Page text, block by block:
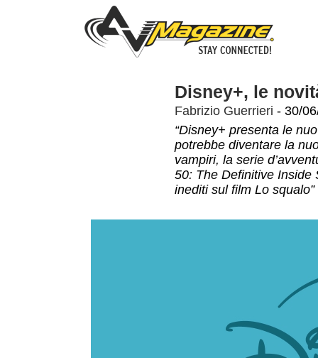
Disney+, le
Fabrizio Guerrieri - 30/
“Disney+ presenta le
potrebbe diventare la
vampiri, la serie
50: The Definitive Inside
inediti sul film Lo squalo”